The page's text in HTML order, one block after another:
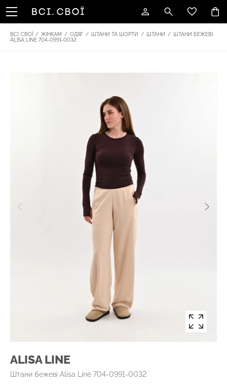
ВСІ. СВОЇ / ЖІНКАМ / ОДЯГ / ШТАНИ ТА ШОРТИ / ШТАНИ /
ШТАНИ БЕЖЕВІ
ALISA LINE 704-0991-0032
ALISA LINE
Штани бежеві Alisa Line 704-0991-0032